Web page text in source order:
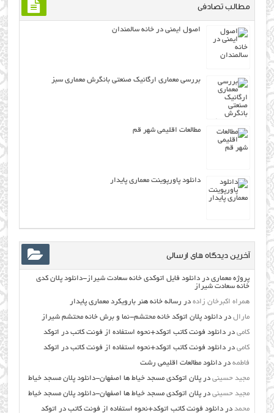
مطالب تصادفی
اصول ایمنی در خانه سالمندان
بررسی معماری ارگانيك صنعتي بانگرش معماری سبز
مطالعات اقلیمی شهر قم
دانلود پاورپوینت معماری پایدار
آخرین دیدگاه های ارسالی
پروژه معماری دردانلود فایل اتوکدی خانه سعادت شیراز-دانلود پلان کدی
خانه سعادت شیراز
همراه اکبرخان زاده در رساله خانه هنر بارویکرد معماری پایدار
مارال دردانلود پلان اتوکد خانه محتشم-نما و برش خانه محتشم شیراز
کامی دردانلود فونت کاتب اتوکد+نحوه استفاده از فونت کاتب در اتوکد
کامی دردانلود فونت کاتب اتوکد+نحوه استفاده از فونت کاتب در اتوکد
فاطمه دردانلود مطالعات اقليمي رشت
مجید حسینی درپلان اتوکدی مسجد خیاط ها اصفهان-دانلود پلان مسجد خیاط
مجید حسینی درپلان اتوکدی مسجد خیاط ها اصفهان-دانلود پلان مسجد خیاط
محمد دردانلود فونت کاتب اتوکد+نحوه استفاده از فونت کاتب در اتوکد